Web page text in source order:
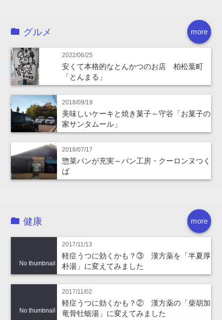
more
グルメ
2022/06/25
安くて本格的なとんかつのお店 柏松葉町
「とんまる」
2018/09/19
美味しいケーキと焼き菓子～守谷「お菓子の
家サンタムール」
2018/07/17
惣菜パンが充実～パン工房・クーロンヌつく
ば
more
健康
No thumbnail
2017/11/13
軽症うつに効くかも？③ 漢方薬を「半夏厚
朴湯」に変えてみました
No thumbnail
2017/11/02
軽症うつに効くかも？② 漢方薬の「柴胡加
竜骨牡蛎湯」に変えてみました